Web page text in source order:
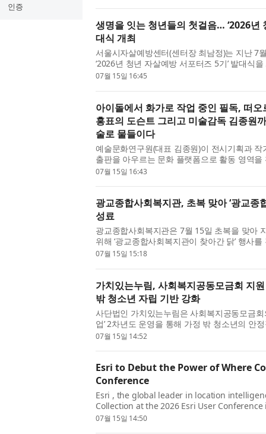
인증
생명을 잇는 청년들의 첫걸음… ‘2026년
대식 개최
서울시자살예방센터(센터장 최남정)는 지난 7
‘2026년 청년 자살예방 서포터즈 5기’ 발대식
청년 서포터즈가 한자리에 모여 생명존중 문화
07월 15일 16:45
아이돌에서 화가로 작업 중인 필독, 떠
홍표의 도슨트 그리고 미술감독 김종원
술로 물들이다
예술문화연구원(대표 김종원)이 전시기획과
출판을 아우르는 문화 플랫폼으로 활동 영역을
에서 다양한 프로젝트를 선보이고 있다. 먼저
07월 15일 16:43
광교종합사회복지관, 초복 맞아 ‘광교종
성료
광교종합사회복지관은 7월 15일 초복을 맞아
위해 ‘광교종합사회복지관이 찾아간 닭’ 행사
사업, 복지관 초복 특식, 매탄2동 찾아가는 초
07월 15일 15:18
가치있는누림, 사회복지공동모금회 지
밖 청소년 자립 기반 강화
사단법인 가치있는누림은 사회복지공동모금
업’ 2차년도 운영을 통해 가정 밖 청소년의 안
남부권을 중심으로 지역사회 청소년 자립지원
07월 15일 14:52
Esri to Debut the Power of Where
Conference
Esri , the global leader in location
Collection at the 2026 Esri User
the ideas introduced in The Power of
07월 15일 14:50